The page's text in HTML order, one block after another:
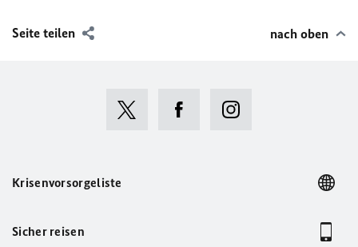
Seite teilen nach oben
Krisenvorsorgeliste
Sicher reisen